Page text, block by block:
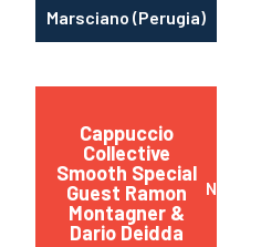
Marsciano (Perugia)
Cappuccio
Collective
Smooth Special
Guest Ramon
Montagner &
Dario Deidda
Napoli